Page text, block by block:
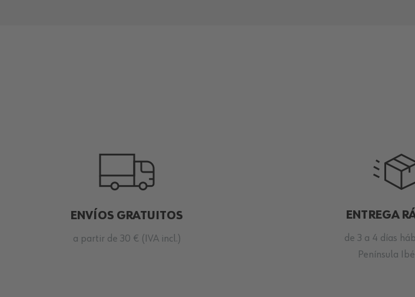
ENVÍOS GRATUITOS
a partir de 30 € (IVA incl.)
ENTREGA
de 3 a 4 días
Península